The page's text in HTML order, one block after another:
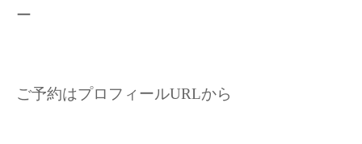
ー
ご予約はプロフィールURLから